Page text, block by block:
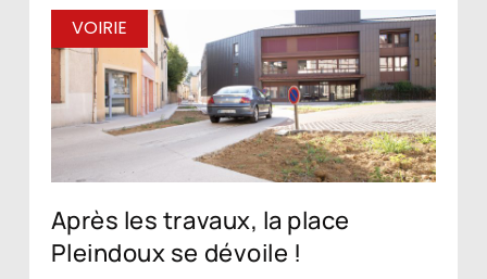
VOIRIE
Après les travaux, la place
Pleindoux se dévoile !